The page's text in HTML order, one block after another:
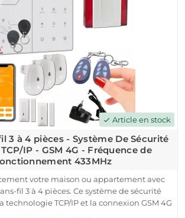
de pré-configuration gratuite.
usage résidentiel ou professionnel, ce kit
fil garantit une protection complète, sans
votre logement avec la technologie
avancée 868MHz.
check Article en stock
3 à 4 pièces - Système De Sécurité
IP - GSM 4G - Fréquence de
433MHz
votre maison ou appartement avec
fil 3 à 4 pièces. Ce système de sécurité
technologie TCP/IP et la connexion GSM 4G